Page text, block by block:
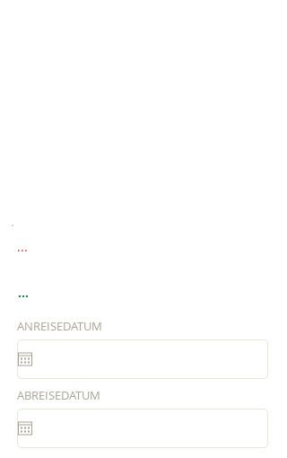
...
...
ANREISEDATUM
ABREISEDATUM